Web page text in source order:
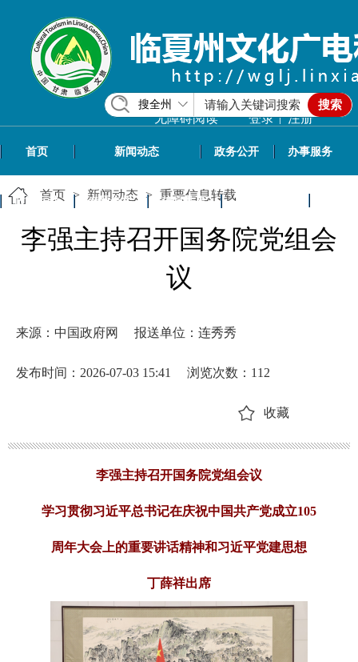
无障碍阅读 登录 | 注册
搜全州 搜索
首页 新闻动态 政务公开 办事服务
政民互动 专题专栏 信息共享
首页 > 新闻动态 > 重要信息转载
李强主持召开国务院党组会
议
来源：中国政府网 报送单位：连秀秀
发布时间：2026-07-03 15:41 浏览次数： 112
收藏
李强主持召开国务院党组会议
学习贯彻习近平总书记在庆祝中国共产党成立105
周年大会上的重要讲话精神和习近平党建思想
丁薛祥出席